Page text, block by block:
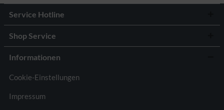
Service Hotline
Shop Service
Informationen
Cookie-Einstellungen
Impressum